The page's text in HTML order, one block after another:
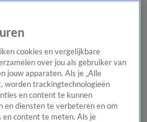
Het beste van Hart
Tip de
cookies en vergelijkbare
over jou als gebruiker van
jouw apparaten. Als je „Alle
worden trackingtechnologieën
en content te kunnen
en diensten te verbeteren en om
content te meten. Als je